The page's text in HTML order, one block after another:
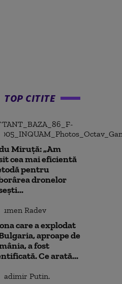
TOP CITITE
Miruță: „Am
cea mai eficientă
pentru
dronelor
care a explodat
aproape de
a fost
Ce arată...